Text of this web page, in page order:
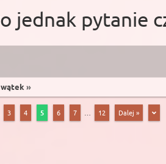
jednak pytanie
»
3 4 5 6 7 12 Dalej »